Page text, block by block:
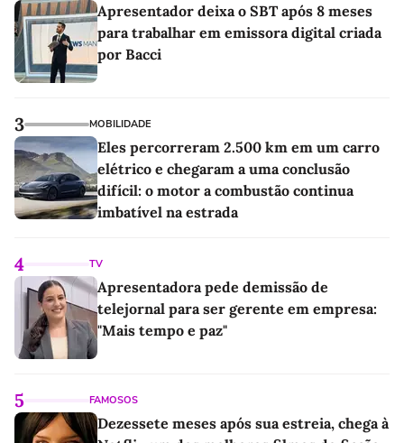
Apresentador deixa o SBT após 8 meses
para trabalhar em emissora digital criada
por Bacci
3 MOBILIDADE
Eles percorreram 2.500 km em um carro
elétrico e chegaram a uma conclusão
difícil: o motor a combustão continua
imbatível na estrada
4 TV
Apresentadora pede demissão de
telejornal para ser gerente em empresa:
"Mais tempo e paz"
5 FAMOSOS
Dezessete meses após sua estreia, chega à